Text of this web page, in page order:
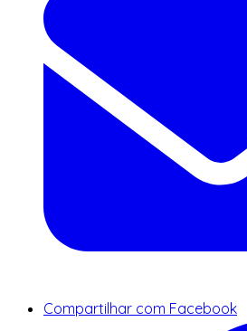
Compartilhar com Facebook